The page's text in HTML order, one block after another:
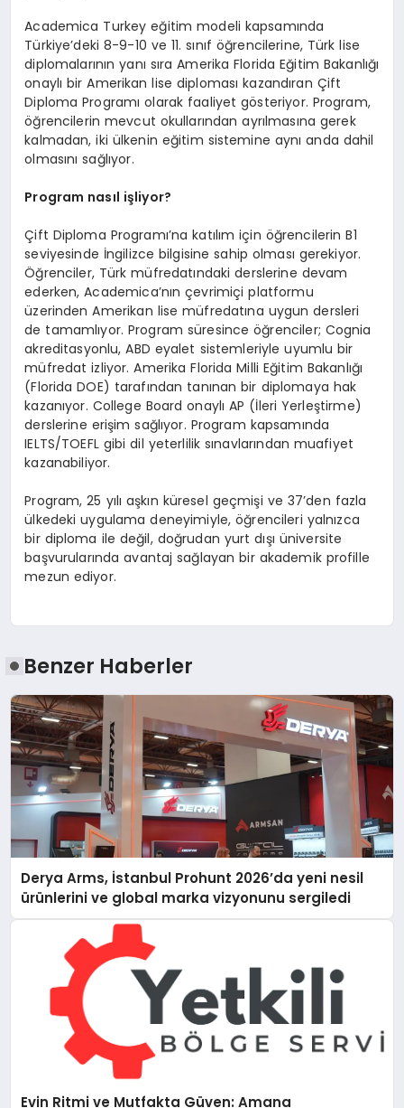
Academica Turkey eğitim modeli kapsamında
Türkiye’deki 8-9-10 ve 11. sınıf öğrencilerine, Türk lise
diplomalarının yanı sıra Amerika Florida Eğitim Bakanlığı
onaylı bir Amerikan lise diploması kazandıran Çift
Diploma Programı olarak faaliyet gösteriyor. Program,
öğrencilerin mevcut okullarından ayrılmasına gerek
kalmadan, iki ülkenin eğitim sistemine aynı anda dahil
olmasını sağlıyor.
Program nasıl işliyor?
Çift Diploma Programı’na katılım için öğrencilerin B1
seviyesinde İngilizce bilgisine sahip olması gerekiyor.
Öğrenciler, Türk müfredatındaki derslerine devam
ederken, Academica’nın çevrimiçi platformu
üzerinden Amerikan lise müfredatına uygun dersleri
de tamamlıyor. Program süresince öğrenciler; Cognia
akreditasyonlu, ABD eyalet sistemleriyle uyumlu bir
müfredat izliyor. Amerika Florida Milli Eğitim Bakanlığı
(Florida DOE) tarafından tanınan bir diplomaya hak
kazanıyor. College Board onaylı AP (İleri Yerleştirme)
derslerine erişim sağlıyor. Program kapsamında
IELTS/TOEFL gibi dil yeterlilik sınavlarından muafiyet
kazanabiliyor.
Program, 25 yılı aşkın küresel geçmişi ve 37’den fazla
ülkedeki uygulama deneyimiyle, öğrencileri yalnızca
bir diploma ile değil, doğrudan yurt dışı üniversite
başvurularında avantaj sağlayan bir akademik profille
mezun ediyor.
Benzer Haberler
Derya Arms, İstanbul Prohunt 2026’da yeni nesil
ürünlerini ve global marka vizyonunu sergiledi
Evin Ritmi ve Mutfakta Güven: Amana